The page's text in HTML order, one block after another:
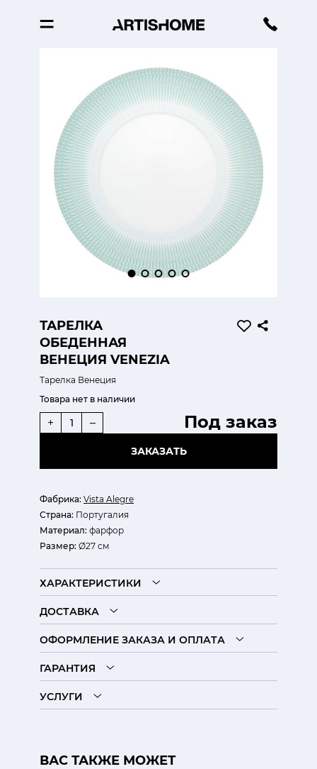
ТАРЕЛКА
ОБЕДЕННАЯ
ВЕНЕЦИЯ VENEZIA
Тарелка Венеция
Фабрика: Vista Alegre
Страна: Португалия
Материал: фарфор
Размер: Ø27 см
Товара нет в наличии
Под заказ
+ –
ЗАКАЗАТЬ
ХАРАКТЕРИСТИКИ
ДОСТАВКА
ОФОРМЛЕНИЕ ЗАКАЗА И ОПЛАТА
ГАРАНТИЯ
УСЛУГИ
ВАС ТАКЖЕ МОЖЕТ